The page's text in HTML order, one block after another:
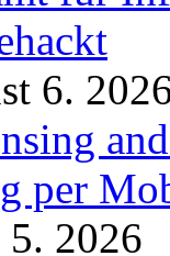
6.
per
2026